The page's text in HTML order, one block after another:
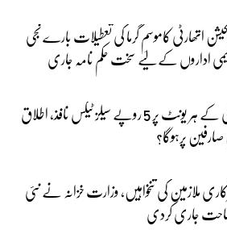
اتھارٹی کاموسمِ گرما کی تعطیلات بارے نجی
اداروں کے لیے سخت حکم نامہ جاری
بجلی کے ہر یونٹ پر 5 روپے سیلز ٹیکس نافذ، اطلاق
پرہوگا؟
ملازمین کی تنخواہیں، وزارت خزانہ نے نئی
جاری کردی